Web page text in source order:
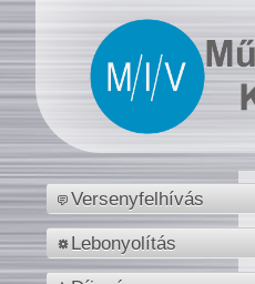
Versenyfelhívás
Lebonyolítás